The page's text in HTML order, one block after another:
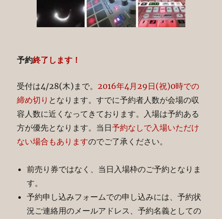
予約終了します！
受付は4/28(木)まで。2016年4月29日(祝)0時での
締め切り となります。すでに予約者人数が会場の収
容人数に近くなってきております。入場は予約ある
方が優先となります。当日予約なしで入場いただけ
ない場合もありますのでご了承ください。
前売り券ではなく、当日入場枠のご予約となりま
す。
予約申し込みフォームでの申し込みには、予約状
況ご連絡用のメールアドレス、予約名義としての